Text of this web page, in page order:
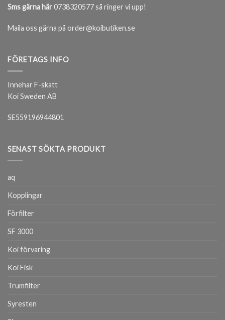
Sms gärna här0738320577 så ringer vi upp!
Maila oss gärna på order@koibutiken.se
FÖRETAGS INFO
Innehar F-skatt
Koi Sweden AB
SE559196944801
SENAST SÖKTA PRODUKT
aq
Kopplingar
Förfilter
SF 3000
Koi förvaring
Koi Fisk
Trumfilter
Syresten